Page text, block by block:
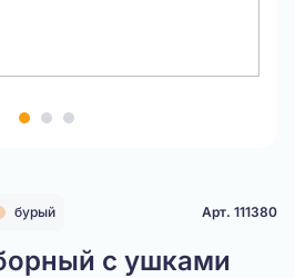
бурый Арт. 111380
с ушками